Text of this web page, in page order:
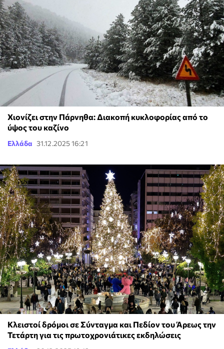
Χιονίζει στην Πάρνηθα: Διακοπή κυκλοφορίας από τo
ύψος του καζίνο
Ελλάδα 31.12.2025 16:21
Κλειστοί δρόμοι σε Σύνταγμα και Πεδίον του Άρεως την
Τετάρτη για τις πρωτοχρονιάτικες εκδηλώσεις